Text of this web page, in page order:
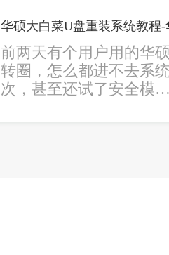
华硕大白菜U盘重装系统教程
前两天有个用户用的华
转圈，怎么都进不去系
次，甚至还试了安全模